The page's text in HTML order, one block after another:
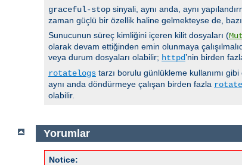
graceful-stop sinyali, aynı anda, aynı
zaman güçlü bir özellik haline gelmekteyse de,
Sunucunun süreç kimliğini içeren kilit dosyaları (
olarak devam ettiğinden emin olunmaya
veya durum dosyaları olabilir; httpd’nin birden
rotatelogs tarzı borulu günlükleme kullanımı gibi
aynı anda döndürmeye çalışan birden fazla
olabilir.
Yorumlar
Notice: